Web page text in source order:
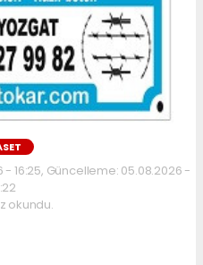
16:25, Güncelleme: 05.08.2026 -
okundu.